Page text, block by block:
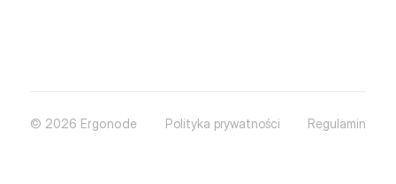
© 2026 Ergonode Polityka prywatności Regulamin